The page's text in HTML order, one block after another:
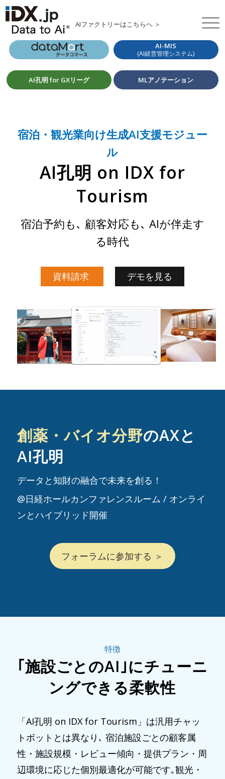
AIファクトリーはこちらへ ＞
AI-MIS
(AI経営管理システム)
AI孔明 for GXリーグ MLアノテーション
宿泊・観光業向け生成AI支援モジュー
ル
AI孔明 on IDX for
Tourism
宿泊予約も､ 顧客対応も､ AIが伴走す
る時代
資料請求 デモを見る
創薬・バイオ分野のAXと
AI孔明
データと知財の融合で未来を創る！
@日経ホールカンファレンスルーム / オンライ
ンとハイブリッド開催
フォーラムに参加する ＞
特徴
｢施設ごとのAI｣にチューニ
ングできる柔軟性
「AI孔明 on IDX for Tourism」は汎用チャッ
トボットとは異なり､ 宿泊施設ごとの顧客属
性・施設規模・レビュー傾向・提供プラン・周
辺環境に応じた個別最適化が可能です｡観光・